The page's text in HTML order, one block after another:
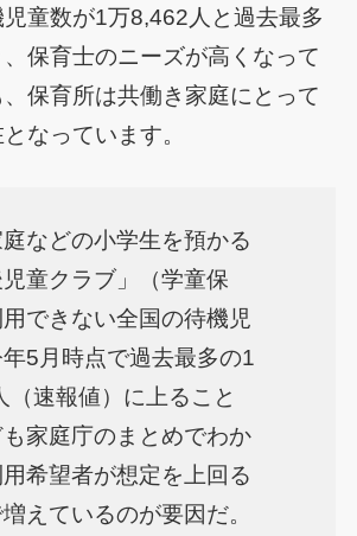
童数が1万8,462人と過去最多
保育士のニーズが高くなって
保育所は共働き家庭にとって
なっています。
などの小学生を預かる
児童クラブ」（学童保
できない全国の待機児
5月時点で過去最多の1
（速報値）に上ること
家庭庁のまとめでわか
希望者が想定を上回る
えているのが要因だ。